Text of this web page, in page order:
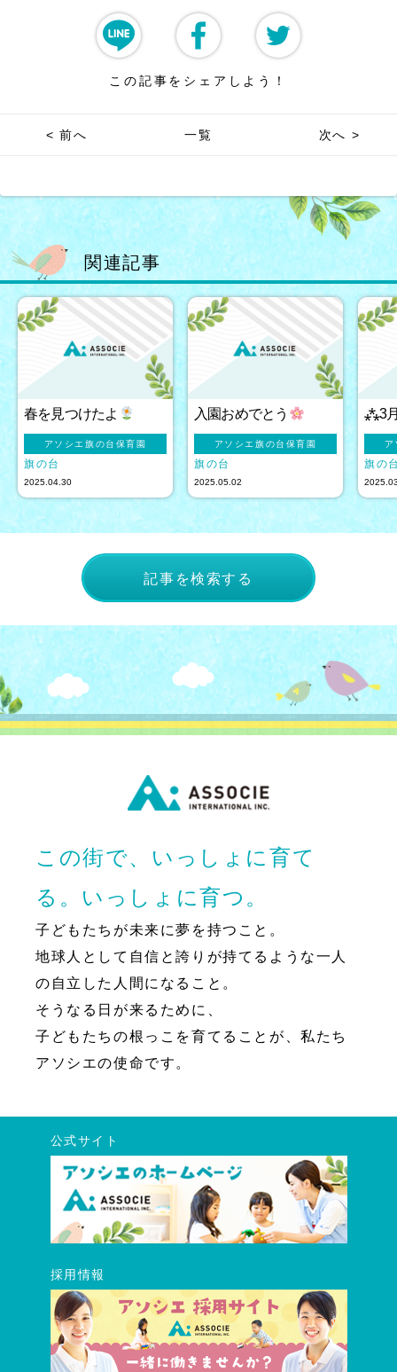
この記事をシェアしよう！
< 前へ 一覧 次へ >
関連記事
春を見つけたよ
アソシエ旗の台保育園
旗の台
2025.04.30
入園おめでとう
アソシエ旗の台保育園
旗の台
2025.05.02
⁂3
ア
旗の
記事を検索する
この街で、いっしょに育て
る。いっしょに育つ。
子どもたちが未来に夢を持つこと。
地球人として自信と誇りが持てるような一人
の自立した人間になること。
そうなる日が来るために、
子どもたちの根っこを育てることが、私たち
アソシエの使命です。
公式サイト
採用情報